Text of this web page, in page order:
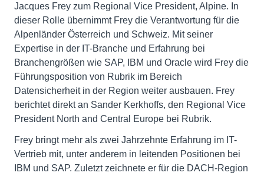
Jacques Frey zum Regional Vice President, Alpine. In
dieser Rolle übernimmt Frey die Verantwortung für die
Alpenländer Österreich und Schweiz. Mit seiner
Expertise in der IT-Branche und Erfahrung bei
Branchengrößen wie SAP, IBM und Oracle wird Frey die
Führungsposition von Rubrik im Bereich
Datensicherheit in der Region weiter ausbauen. Frey
berichtet direkt an Sander Kerkhoffs, den Regional Vice
President North and Central Europe bei Rubrik.
Frey bringt mehr als zwei Jahrzehnte Erfahrung im IT-
Vertrieb mit, unter anderem in leitenden Positionen bei
IBM und SAP. Zuletzt zeichnete er für die DACH-Region